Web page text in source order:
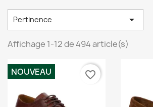
Pertinence 
Affichage 1-12 de 494 article(s)
NOUVEAU favorite_border